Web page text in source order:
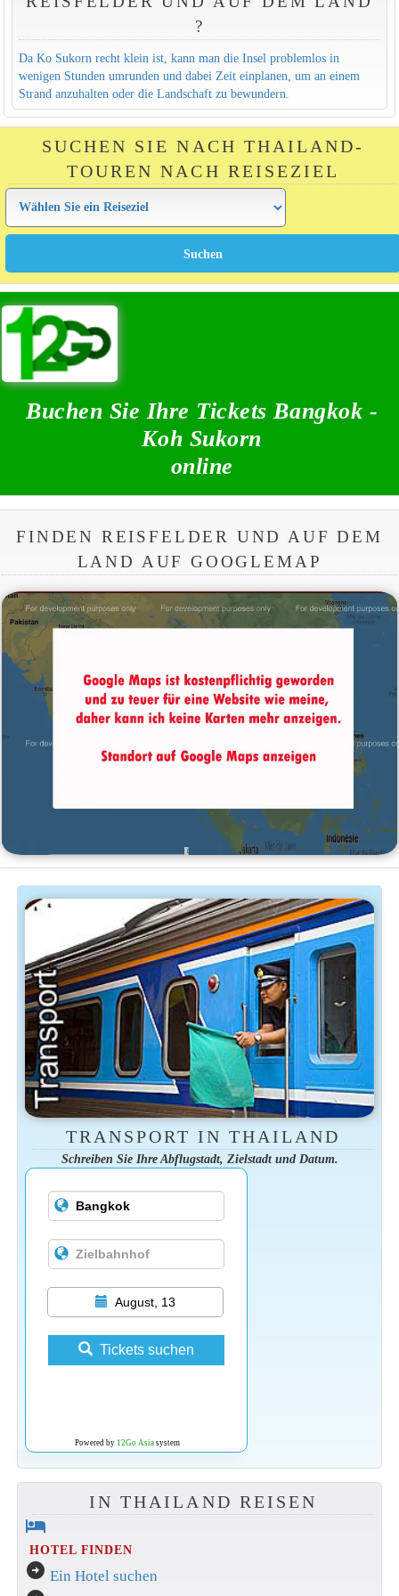
?
Da Ko Sukorn recht klein ist, kann man die Insel problemlos in
wenigen Stunden umrunden und dabei Zeit einplanen, um an einem
Strand anzuhalten oder die Landschaft zu bewundern.
SUCHEN SIE NACH THAILAND-
TOUREN NACH REISEZIEL
Buchen Sie Ihre Tickets Bangkok -
Koh Sukorn
online
FINDEN REISFELDER UND AUF DEM
LAND AUF GOOGLEMAP
TRANSPORT IN THAILAND
Schreiben Sie Ihre Abflugstadt, Zielstadt und Datum.
August, 13
Tickets suchen
Powered by 12Go Asiasystem
IN THAILAND REISEN
hotel
HOTEL FINDEN
arrow_circle_right Ein Hotel suchen